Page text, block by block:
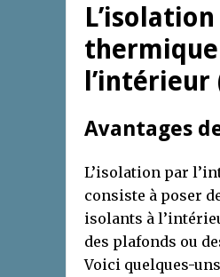
L’isolation
l’intérieur
Avantages
L’isolation par
consiste à poser
isolants à
des plafonds ou
Voici quelques-